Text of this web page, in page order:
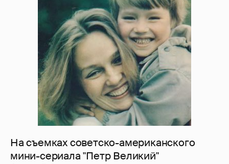
На съемках советско-американского
мини-сериала "Петр Великий"